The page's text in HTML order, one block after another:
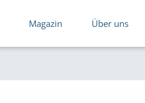
Magazin Über uns